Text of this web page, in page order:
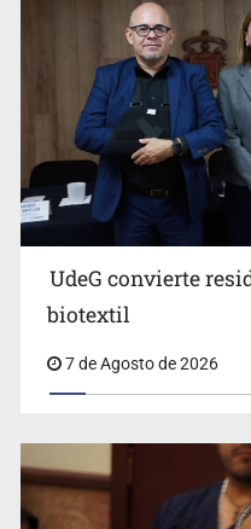
Cae en Zapopan prófugo
UdeG convierte
biotextil
7 de Agosto de 2026